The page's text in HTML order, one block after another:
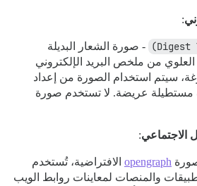
:
- صورة الشعار البديلة
من ملخص البريد الإلكتروني
سيتم استخدام الصورة من إعداد
عريضة. لا تستخدم صورة
الاجتماعي:
opengraph الافتراضية، تُستخدم
والمنصات لمعاينات روابط الويب